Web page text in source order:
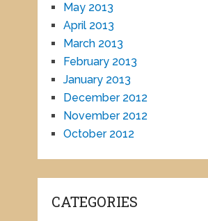
May 2013
April 2013
March 2013
February 2013
January 2013
December 2012
November 2012
October 2012
CATEGORIES